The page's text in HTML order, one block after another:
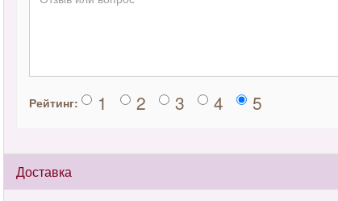
Рейтинг: 1 2 3 4 5
Доставка